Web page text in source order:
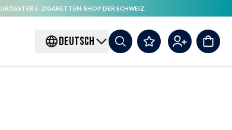
GRÖSSTER E-ZIGARETTEN-SHOP DER SCHWEIZ.
DEUTSCH